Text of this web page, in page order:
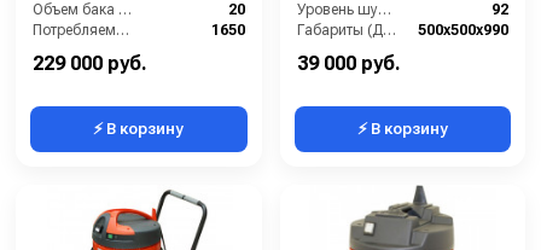
Объем бака (л):
20
Потребляемая мощность (Вт):
1650
229 000 руб.
⚡ В корзину
Уровень шума (дБ(А)):
92
Габариты (ДхШхВ):
500х500х990
Номинальный диаметр принадлежностей (мм):
39 000 руб.
⚡ В корзину